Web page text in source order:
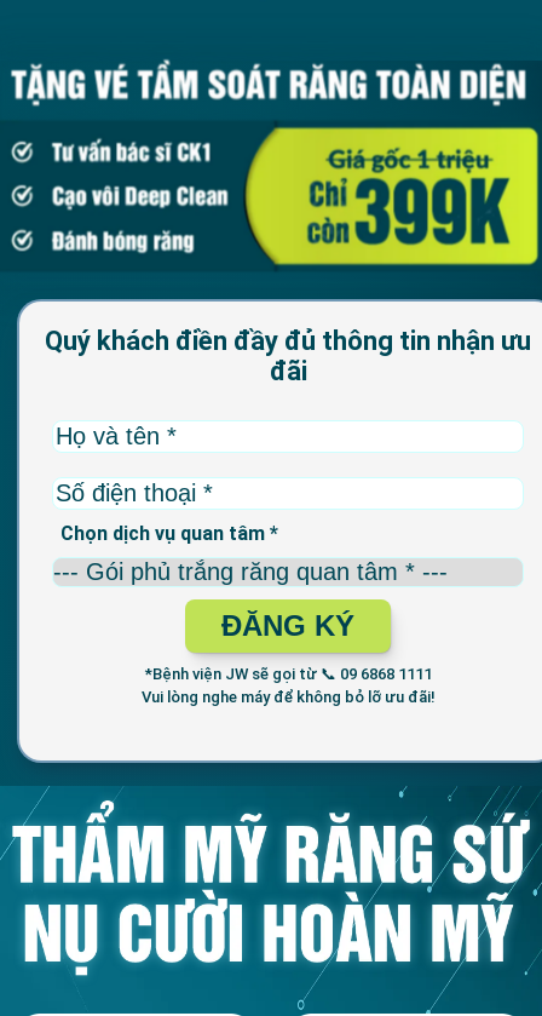
Quý khách điền đầy đủ thông tin nhận ưu
đãi
Chọn dịch vụ quan tâm *
ĐĂNG KÝ
*Bệnh viện JW sẽ gọi từ 📞 09 6868 1111
Vui lòng nghe máy để không bỏ lỡ ưu đãi!